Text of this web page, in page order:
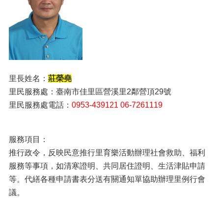
里長姓名： 莊榮堯
里民服務處：臺南市佳里區營溪里2鄰營頂29號
里民服務處電話： 0953-439121 06-7261119
服務項目：
推行政令，反映民意推行里育樂活動辦理社會救助、福利
服務等事項，如清寒證明、共同居住證明、生活津貼申請
等。代繕各種申請書表分送有關通知單協助辦理里例行會
議。